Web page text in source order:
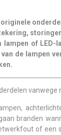
lampen of
de lampen
branden
of een